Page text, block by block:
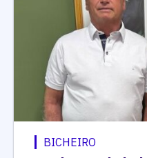
BICHEIRO